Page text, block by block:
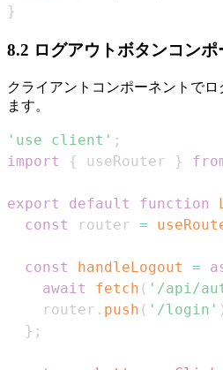
}
8.2 ログアウトボタンコンポ
クライアントコンポーネントで
ます。
'use client' ;
import
{ useRouter }
export default function
const
router =
const handleLogout =
await
fetch ( '/api/
    router
. push ( '/login' )
} ;